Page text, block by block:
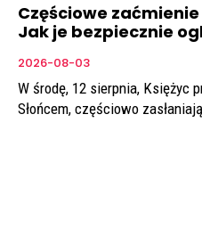
Częściowe
Jak je bezpiecznie
2026-08-03
W środę, 12 sierpnia, Księżyc
Słońcem, częściowo